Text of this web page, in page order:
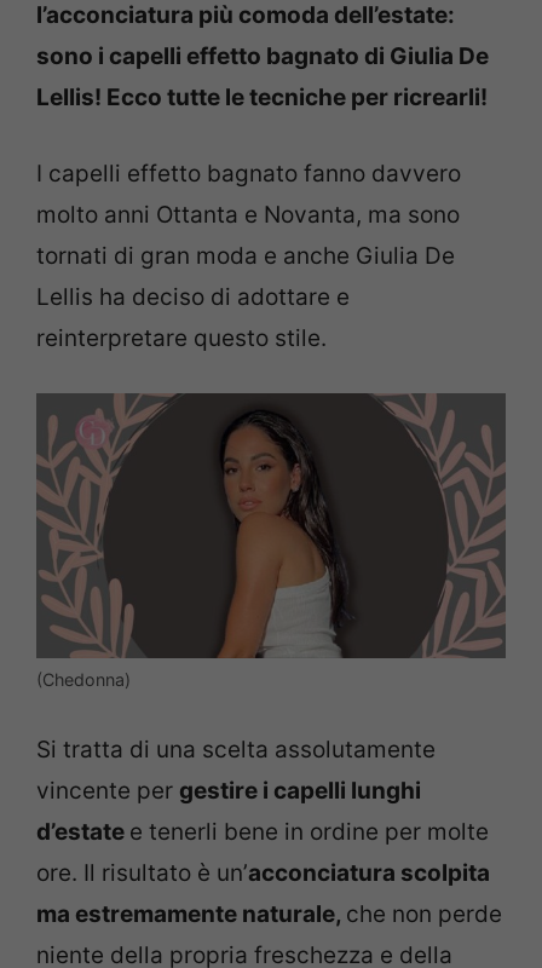
l’acconciatura più comoda dell’estate:
sono i capelli effetto bagnato di Giulia De
Lellis! Ecco tutte le tecniche per ricrearli!
I capelli effetto bagnato fanno davvero
molto anni Ottanta e Novanta, ma sono
tornati di gran moda e anche Giulia De
Lellis ha deciso di adottare e
reinterpretare questo stile.
(Chedonna)
Si tratta di una scelta assolutamente
vincente per gestire i capelli lunghi
d’estate e tenerli bene in ordine per molte
ore. Il risultato è un’acconciatura scolpita
ma estremamente naturale, che non perde
niente della propria freschezza e della